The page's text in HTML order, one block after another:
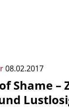
08.02.2017
Shame –